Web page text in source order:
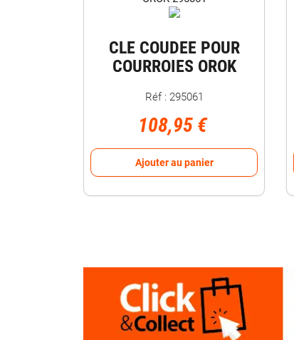
CLE COUDEE POUR
COURROIES OROK
Réf : 295061
108,95 €
Ajouter au panier